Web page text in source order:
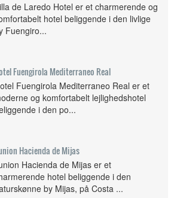
de Laredo Hotel er et charmerende og
hotel beliggende i den livlige
Fuengiro...
Fuengirola Mediterraneo Real
Fuengirola Mediterraneo Real er et
og komfortabelt lejlighedshotel
i den po...
Hacienda de Mijas
Hacienda de Mijas er et
hotel beliggende i den
by Mijas, på Costa ...